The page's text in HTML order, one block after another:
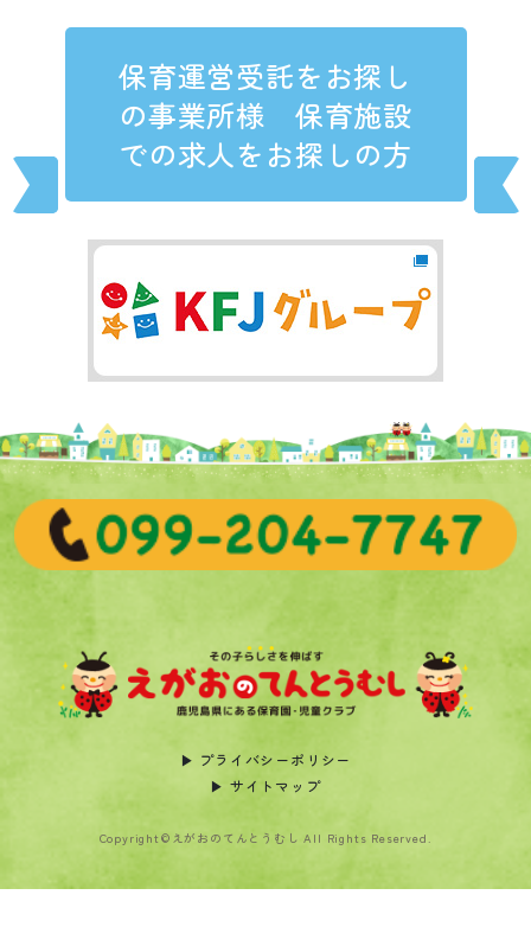
保育運営受託をお探し
の事業所様 保育施設
での求人をお探しの方
▶︎ プライバシーポリシー
▶︎ サイトマップ
Copyright©えがおのてんとうむし All Rights Reserved.